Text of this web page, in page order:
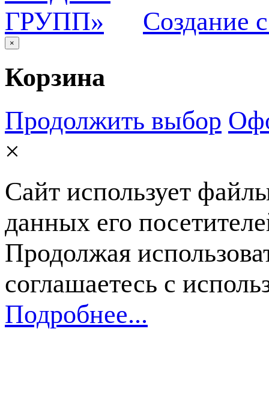
Создание
×
Корзина
Продолжить выбор
×
Сайт использует
данных его
Продолжая
соглашаетесь с
Подробнее...